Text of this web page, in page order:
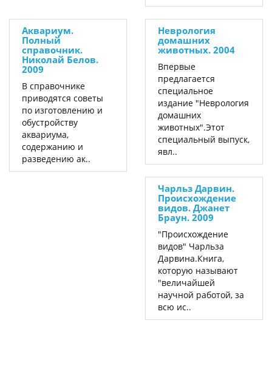
Аквариум.
Полный
справочник.
Николай Белов.
2009
В справочнике
приводятся советы
по изготовлению и
обустройству
аквариума,
содержанию и
разведению ак..
Неврология
домашних
животных. 2004
Впервые
предлагается
специальное
издание "Неврология
домашних
животных".Этот
специальный выпуск,
явл..
Чарльз Дарвин.
Происхождение
видов. Джанет
Браун. 2009
"Происхождение
видов" Чарльза
Дарвина.Книга,
которую называют
"величайшей
научной работой, за
всю ис..